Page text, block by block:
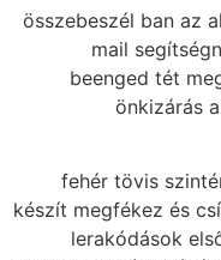
összebeszél ban az
mail
beenged tét
önkizárás
fehér tövis
készít megfékez és
lerakódások